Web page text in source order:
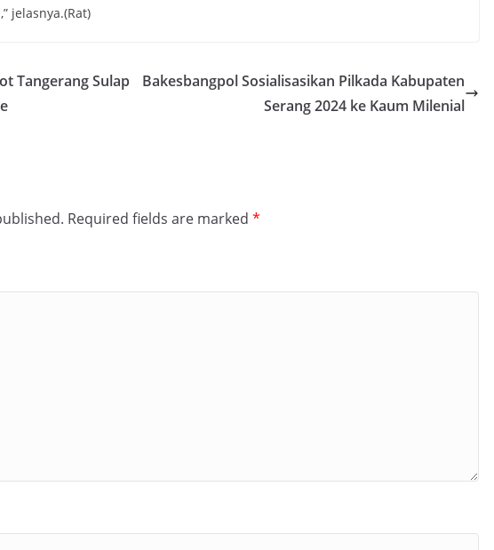
jelasnya.(Rat)
Tangerang Sulap
Bakesbangpol Sosialisasikan Pilkada Kabupaten
Serang 2024 ke Kaum Milenial
Required fields are marked *